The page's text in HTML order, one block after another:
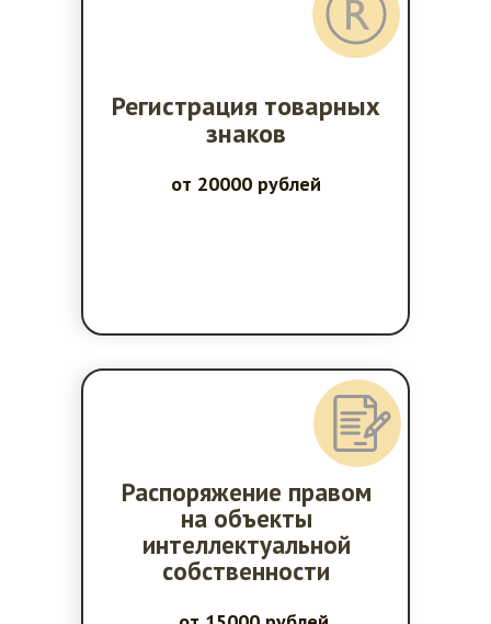
Регистрация товарных
знаков
от 20000 рублей
Распоряжение правом
на объекты
интеллектуальной
собственности